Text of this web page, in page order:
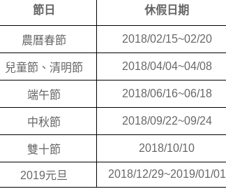
節日 休假日期
農曆春節 2018/02/15~02/20
兒童節、清明節 2018/04/04~04/08
端午節 2018/06/16~06/18
中秋節 2018/09/22~09/24
雙十節 2018/10/10
2019元旦 2018/12/29~2019/01/01